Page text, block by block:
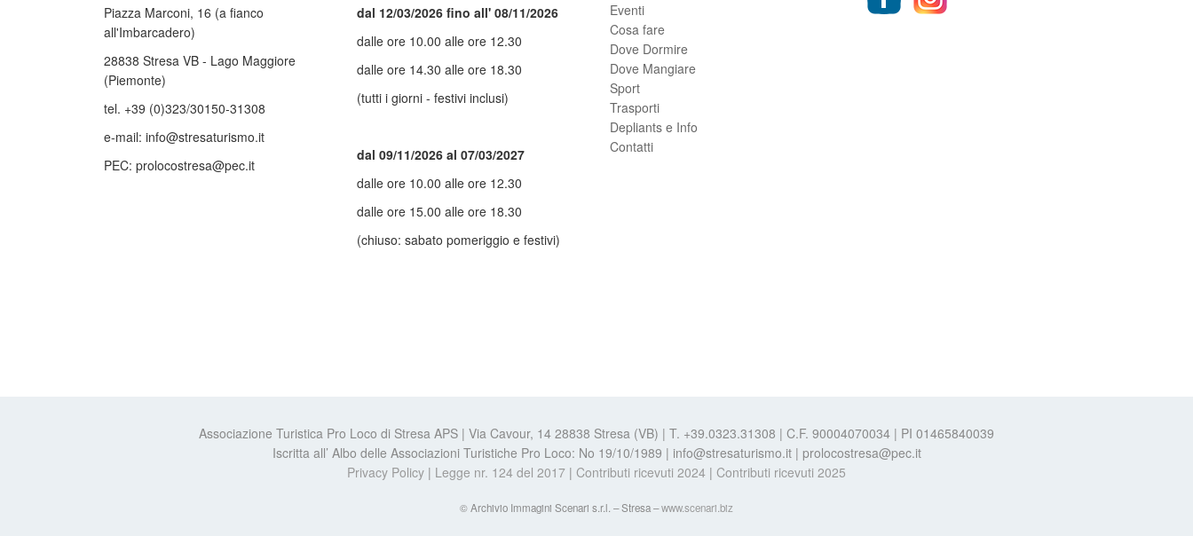
Piazza Marconi, 16 (a fianco
all'Imbarcadero)
28838 Stresa VB - Lago Maggiore
(Piemonte)
tel. +39 (0)323/30150-31308
e-mail: info@stresaturismo.it
PEC: prolocostresa@pec.it
dal 12/03/2026 fino all' 08/11/2026
dalle ore 10.00 alle ore 12.30
dalle ore 14.30 alle ore 18.30
(tutti i giorni - festivi inclusi)
dal 09/11/2026 al 07/03/2027
dalle ore 10.00 alle ore 12.30
dalle ore 15.00 alle ore 18.30
(chiuso: sabato pomeriggio e festivi)
Eventi
Cosa fare
Dove Dormire
Dove Mangiare
Sport
Trasporti
Depliants e Info
Contatti
Associazione Turistica Pro Loco di Stresa APS | Via Cavour, 14 28838 Stresa (VB) | T. +39.0323.31308 | C.F. 90004070034 | PI 01465840039
Iscritta all’ Albo delle Associazioni Turistiche Pro Loco: No 19/10/1989 | info@stresaturismo.it | prolocostresa@pec.it
Privacy Policy | Legge nr. 124 del 2017 | Contributi ricevuti 2024 | Contributi ricevuti 2025
© Archivio Immagini Scenari s.r.l. – Stresa –www.scenari.biz